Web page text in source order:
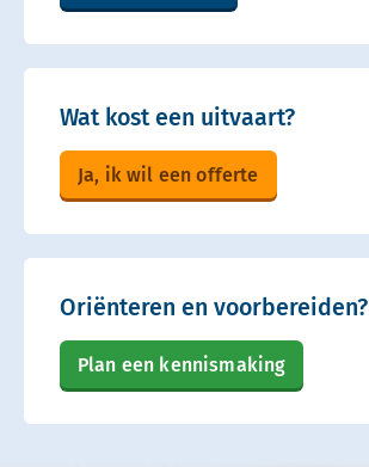
Wat kost een uitvaart?
Ja, ik wil een offerte
Oriënteren en voorbereiden?
Plan een kennismaking